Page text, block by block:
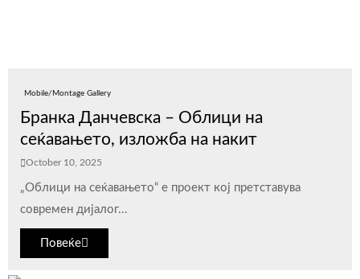
Mobile/Montage Gallery
Бранка Данчевска – Облици на
сеќавањето, изложба на накит
October 10, 2025
„Облици на сеќавањето“ е проект кој претставува
современ дијалог...
Повеќе